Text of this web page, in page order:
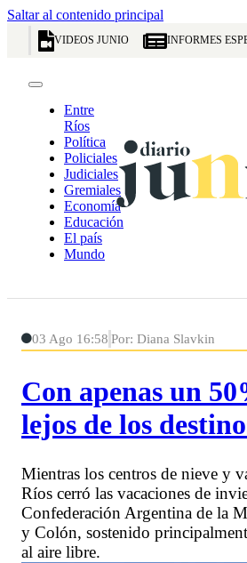
Saltar al contenido principal
VIDEOS JUNIO INFORMES
Entre
Ríos
Política
Policiales
Judiciales
Gremiales
Economía
Educación
El país
Mundo
03 Ago 16:58 Por: Diana Slavkin
Con apenas un
lejos de los
Mientras los centros de nieve y
Ríos cerró las vacaciones de
Confederación Argentina de la
y Colón, sostenido
al aire libre.